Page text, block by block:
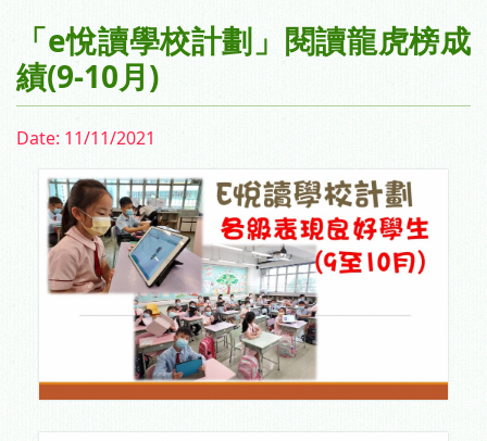
「e悅讀學校計劃」閱讀龍虎榜成
績(9-10月)
Date: 11/11/2021